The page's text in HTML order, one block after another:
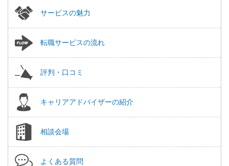
サービスの魅力
転職サービスの流れ
評判・口コミ
キャリアアドバイザーの紹介
相談会場
よくある質問